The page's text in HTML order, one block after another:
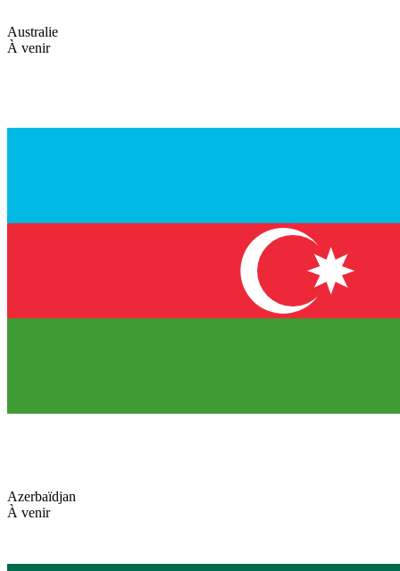
Australie
À venir
Azerbaïdjan
À venir